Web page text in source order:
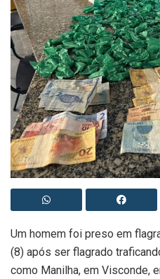
Um homem foi preso em
(8) após ser flagrado
como Manilha, em Visconde,